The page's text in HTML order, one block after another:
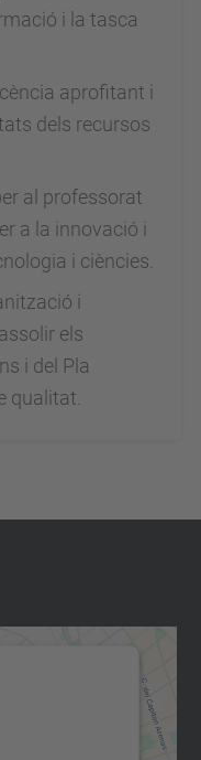
i la tasca
aprofitant i
dels recursos
al professorat
a la innovació i
i ciències.
i
els
i del Pla
qualitat.